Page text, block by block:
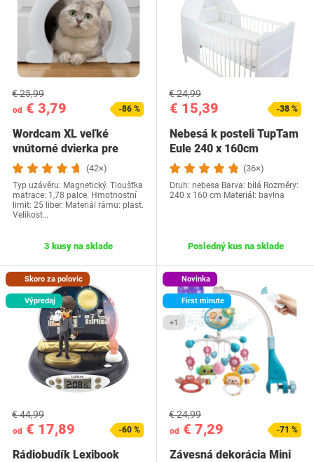
od € 3,79
€ 25,99
-86 %
Wordcam XL veľké
vnútorné dvierka pre
mačky, vnútorné…
(42×)
Typ uzávěru: Magnetický. Tloušťka
matrace: 1,78 palce. Hmotnostní
limit: 25 liber. Materiál rámu: plast.
Velikost…
3 kusy na sklade
€ 15,39
€ 24,99
-38 %
Nebesá k posteli TupTam
Eule 240 x 160cm
(36×)
Druh: nebesa Barva: bílá Rozměry:
240 x 160 cm Materiál: bavlna
Posledný kus na sklade
Skoro za polovic
Výpredaj
od € 17,89
€ 44,99
-60 %
Rádiobudík Lexibook
Novinka
First minute
+1
od € 7,29
€ 24,99
-71 %
Závesná dekorácia Mini